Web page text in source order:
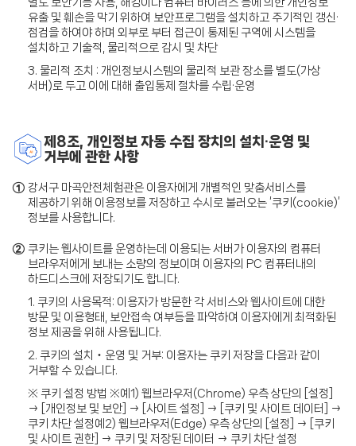
유출 및 훼손을 막기 위하여 보안프로그램을 설치하고 주기적인 갱신·
점검을 하여야 하며 외부로 부터 접근이 통제된 구역에 시스템을
설치하고 기술적, 물리적으로 감시 및 차단
3. 물리적 조치 : 개인정보시스템의 물리적 보관 장소를 별도(가상
서버)로 두고 이에 대해 출입통제 절차를 수립·운영
제8조, 개인정보 자동 수집 장치의 설치∙운영 및
거부에 관한 사항
① 강서구 마곡안전체험관은 이용자에게 개별적인 맞춤서비스를
제공하기 위해 이용정보를 저장하고 수시로 불러오는 ‘쿠키(cookie)’
정보를 사용합니다.
② 쿠키는 웹사이트를 운영하는데 이용되는 서버가 이용자의 컴퓨터
브라우저에게 보내는 소량의 정보이며 이용자의 PC 컴퓨터내의
하드디스크에 저장되기도 합니다.
1. 쿠키의 사용목적: 이용자가 방문한 각 서비스와 웹사이트에 대한
방문 및 이용형태, 보안접속 여부등을 파악하여 이용자에게 최적화된
정보 제공을 위해 사용됩니다.
2. 쿠키의 설치‧운영 및 거부: 이용자는 쿠키 저장을 다음과 같이
거부할 수 있습니다.
※ 쿠키 설정 방법 ※예1) 웹브라우저(Chrome) 우측 상단의 [설정]
→ [개인정보 및 보안] → [사이트 설정] → [쿠키 및 사이트 데이터] →
쿠키 차단 설정예2) 웹브라우저(Edge) 우측 상단의 [설정] → [쿠키
및 사이트 권한] → 쿠키 및 저장된 데이터 → 쿠키 차단 설정